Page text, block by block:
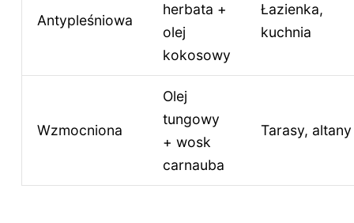
Antypleśniowa
herbata +
olej
kokosowy
Łazienka,
kuchnia
Wzmocniona
Olej
tungowy
+ wosk
carnauba
Tarasy, altany